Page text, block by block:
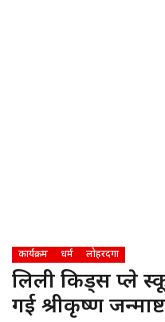
कार्यक्रम धर्म लोहरदगा
लिली किड्स प्ले
गई श्रीकृष्ण